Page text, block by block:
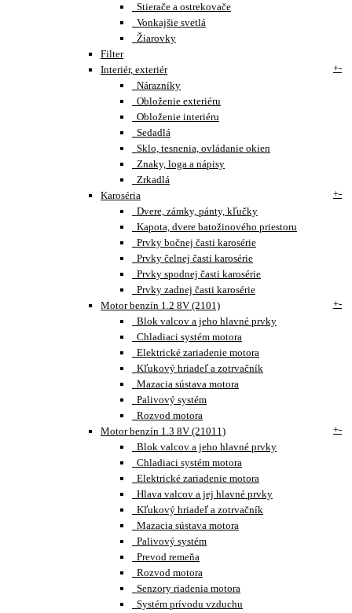
Stierače a ostrekovače
Vonkajšie svetlá
Žiarovky
Filter
Interiér, exteriér
+-
Nárazníky
Obloženie exteriéru
Obloženie interiéru
Sedadlá
Sklo, tesnenia, ovládanie okien
Znaky, loga a nápisy
Zrkadlá
Karoséria
+-
Dvere, zámky, pánty, kľučky
Kapota, dvere batožinového priestoru
Prvky bočnej časti karosérie
Prvky čelnej časti karosérie
Prvky spodnej časti karosérie
Prvky zadnej časti karosérie
Motor benzín 1.2 8V (2101)
+-
Blok valcov a jeho hlavné prvky
Chladiaci systém motora
Elektrické zariadenie motora
Kľukový hriadeľ a zotrvačník
Mazacia sústava motora
Palivový systém
Rozvod motora
Motor benzín 1.3 8V (21011)
+-
Blok valcov a jeho hlavné prvky
Chladiaci systém motora
Elektrické zariadenie motora
Hlava valcov a jej hlavné prvky
Kľukový hriadeľ a zotrvačník
Mazacia sústava motora
Palivový systém
Prevod remeňa
Rozvod motora
Senzory riadenia motora
Systém prívodu vzduchu